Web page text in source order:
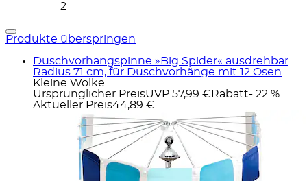
2
Produkte überspringen
Duschvorhangspinne »Big Spider« ausdrehbar
Radius 71 cm, für Duschvorhänge mit 12 Ösen
Kleine Wolke
Ursprünglicher PreisUVP 57,99 € Rabatt- 22 %
Aktueller Preis44,89 €